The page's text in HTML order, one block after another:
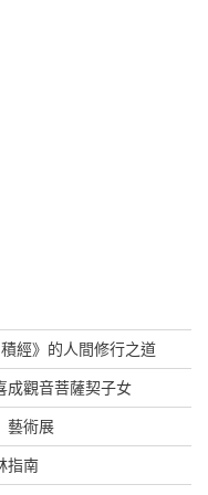
經》的人間修行之道
觀音菩薩契子女
藝術展
指南